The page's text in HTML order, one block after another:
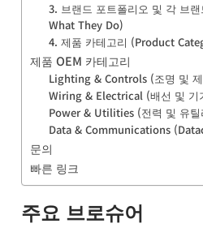
3. 브랜드 포트폴리오 및 각 브
What They Do)
4. 제품 카테고리 (Product
제품 OEM 카테고리
Lighting & Controls (조명 및
Wiring & Electrical (배선 및 기
Power & Utilities (전력 및 유틸
Data & Communications
문의
빠른 링크
주요 브로슈어